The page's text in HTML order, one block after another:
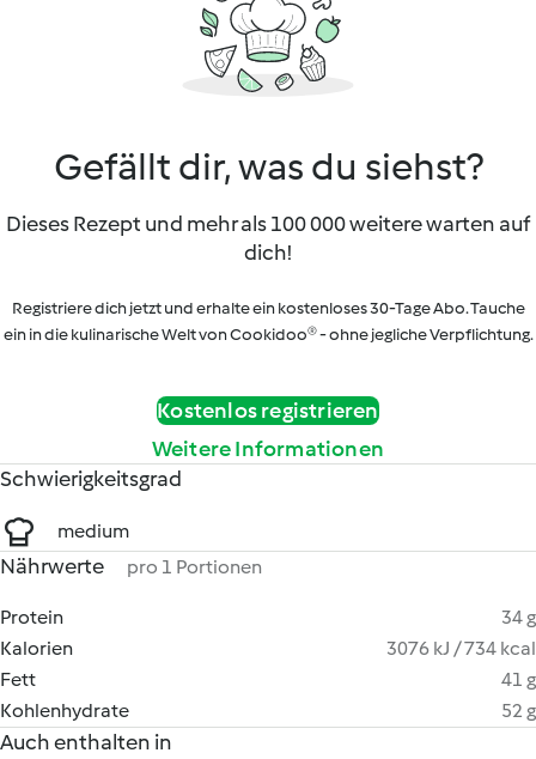
Gefällt dir, was du siehst?
Dieses Rezept und mehr als 100 000 weitere warten auf
dich!
Registriere dich jetzt und erhalte ein kostenloses 30-Tage Abo. Tauche
ein in die kulinarische Welt von Cookidoo® - ohne jegliche Verpflichtung.
Kostenlos registrieren
Weitere Informationen
Schwierigkeitsgrad
medium
Nährwerte pro 1 Portionen
Protein
34 g
Kalorien
3076 kJ / 734 kcal
Fett
41 g
Kohlenhydrate
52 g
Auch enthalten in